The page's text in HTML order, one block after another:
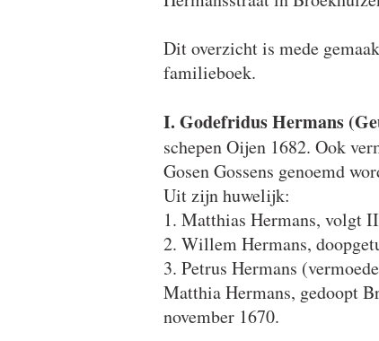
Dit overzicht is mede
familieboek.
I. Godefridus Hermans
schepen Oijen 1682. Ook
Gosen Gossens genoemd
Uit zijn huwelijk:
1. Matthias Hermans, volgt
2. Willem Hermans,
3. Petrus Hermans
Matthia Hermans, gedoopt
november 1670.